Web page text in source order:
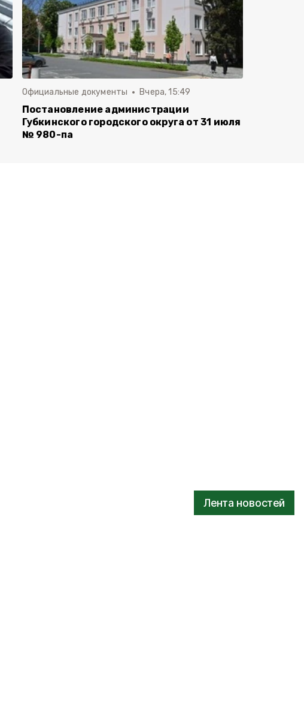
Лента новостей
Официальные документы Вчера, 15:49
Постановление администрации
Губкинского городского округа от 31 июля
№ 980-па